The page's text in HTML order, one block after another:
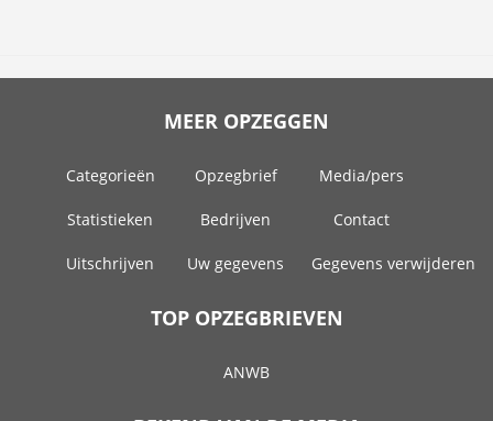
MEER OPZEGGEN
Categorieën Opzegbrief Media/pers
Statistieken Bedrijven Contact
Uitschrijven Uw gegevens Gegevens verwijderen
TOP OPZEGBRIEVEN
ANWB